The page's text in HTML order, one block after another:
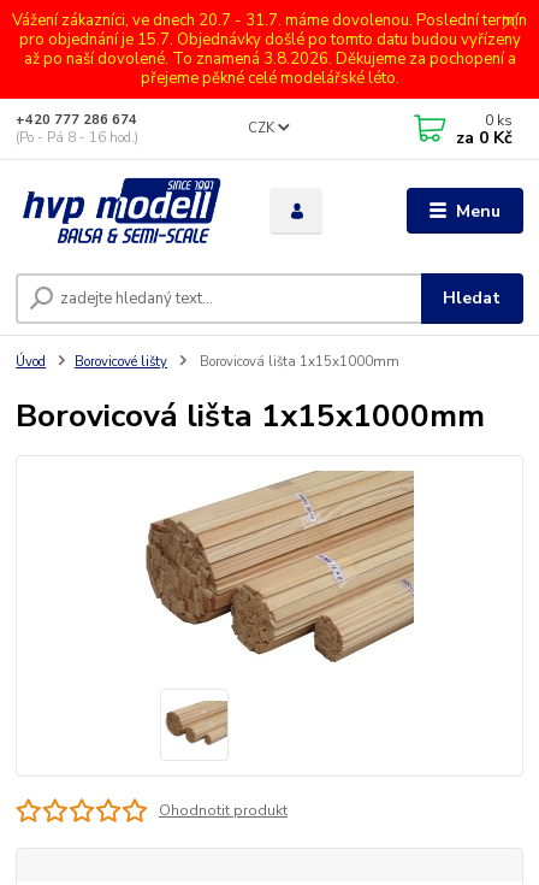
Vážení zákazníci, ve dnech 20.7 - 31.7. máme dovolenou. Poslední termín
pro objednání je 15.7. Objednávky došlé po tomto datu budou vyřízeny
až po naší dovolené. To znamená 3.8.2026. Děkujeme za pochopení a
přejeme pěkné celé modelářské léto.
Menu
CZK
Hledat
+420 777 286 674
(Po - Pá 8 - 16 hod.)
0 ks
za 0 Kč
Úvod Borovicové lišty Borovicová lišta 1x15x1000mm
Borovicová lišta 1x15x1000mm
Ohodnotit produkt